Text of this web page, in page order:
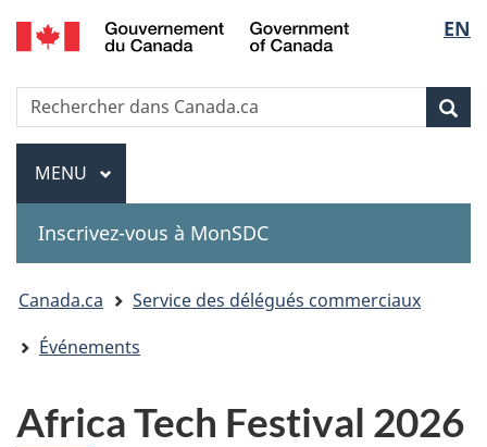
Passer
au
principal
Passer
à
Au
sujet
»
Passer
à
version
HTML
de
la
EN
Government
Recherche
Rechercher
dans
Canada.ca
Menu
MENU PRINCIPAL
Inscrivez-vous à MonSDC
You
are
here:
Canada.ca
Service des délégués commerciaux
Événements
Africa Tech Festival 2026